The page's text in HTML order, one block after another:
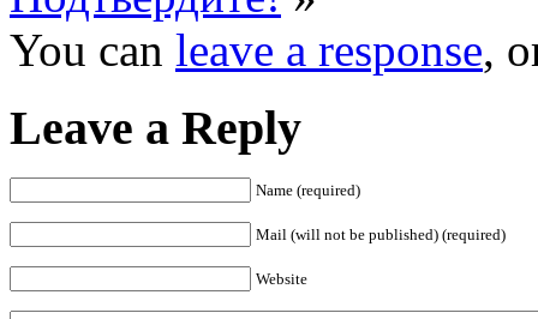
You can leave a response,
Leave a Reply
Name (required)
Mail (will not be published) (required)
Website